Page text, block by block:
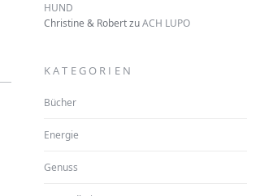
HUND
Christine & RobertzuACH LUPO
KATEGORIEN
Bücher
Energie
Genuss